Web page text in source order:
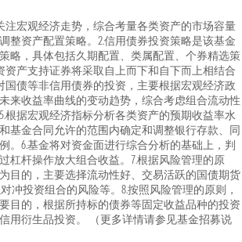
注宏观经济走势，综合考量各类资产的市场容量
整资产配置策略。2.信用债券投资策略是该基金
略，具体包括久期配置、类属配置、个券精选策
资产支持证券将采取自上而下和自下而上相结合
国债等非信用债券的投资，主要根据宏观经济政
来收益率曲线的变动趋势，综合考虑组合流动性
根据宏观经济指标分析各类资产的预期收益率水
基金合同允许的范围内确定和调整银行存款、同
。6.基金将对资金面进行综合分析的基础上，判
杠杆操作放大组合收益。7.根据风险管理的原
目的，主要选择流动性好、交易活跃的国债期货
冲投资组合的风险等。8.按照风险管理的原则，
目的，根据所持标的债券等固定收益品种的投资
用衍生品投资。 （更多详情请参见基金招募说